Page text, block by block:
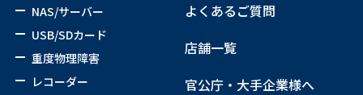
NAS/サーバー
USB/SDカード
重度物理障害
レコーダー
よくあるご質問
店舗一覧
官公庁・大手企業様へ